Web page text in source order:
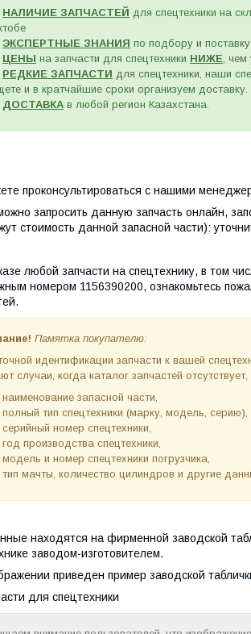
НАЛИЧИЕ ЗАПЧАСТЕЙ для спецтехники на
ЭКСПЕРТНЫЕ ЗНАНИЯ по подбору и
ЦЕНЫ на запчасти для спецтехники НИЖЕ, чем
РЕДКИЕ ЗАПЧАСТИ для спецтехники, наши
и в кратчайшие сроки организуем доставку.
ДОСТАВКА в любой регион Казахстана.
проконсультироваться с нашими
запросить данную запчасть онлайн,
стоимость данной запасной части):
любой запчасти на спецтехнику, в том
номером 1156390200, ознакомьтесь
Памятка покупателю:
идентификации запчасти к вашей
случаи, когда каталог запчастей
наименование запасной части,
полный тип спецтехники (марку, модель, серию),
серийный номер спецтехники,
год производства спецтехники,
модель и номер спецтехники погрузчика,
тип мачты, количество цилиндров и другие
находятся на фирменной заводской
заводом-изготовителем.
приведен пример заводской